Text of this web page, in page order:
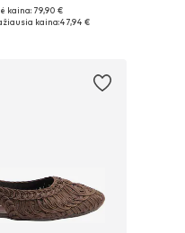
37, 38, 39, 40, 41, 42
kaina: 79,90 €
kaina:47,94 €